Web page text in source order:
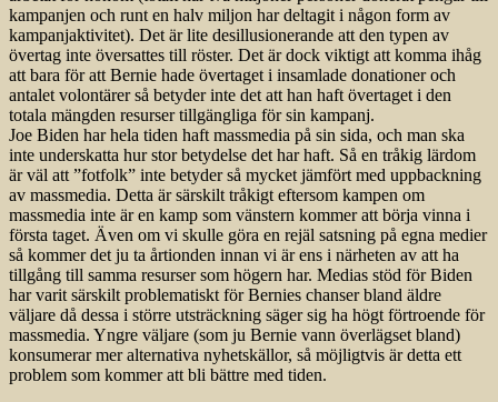
kampanjen och runt en halv miljon har deltagit i någon form av
kampanjaktivitet). Det är lite desillusionerande att den typen av
övertag inte översattes till röster. Det är dock viktigt att komma ihåg
att bara för att Bernie hade övertaget i insamlade donationer och
antalet volontärer så betyder inte det att han haft övertaget i den
totala mängden resurser tillgängliga för sin kampanj.
Joe Biden har hela tiden haft massmedia på sin sida, och man ska
inte underskatta hur stor betydelse det har haft. Så en tråkig lärdom
är väl att ”fotfolk” inte betyder så mycket jämfört med uppbackning
av massmedia. Detta är särskilt tråkigt eftersom kampen om
massmedia inte är en kamp som vänstern kommer att börja vinna i
första taget. Även om vi skulle göra en rejäl satsning på egna medier
så kommer det ju ta årtionden innan vi är ens i närheten av att ha
tillgång till samma resurser som högern har. Medias stöd för Biden
har varit särskilt problematiskt för Bernies chanser bland äldre
väljare då dessa i större utsträckning säger sig ha högt förtroende för
massmedia. Yngre väljare (som ju Bernie vann överlägset bland)
konsumerar mer alternativa nyhetskällor, så möjligtvis är detta ett
problem som kommer att bli bättre med tiden.